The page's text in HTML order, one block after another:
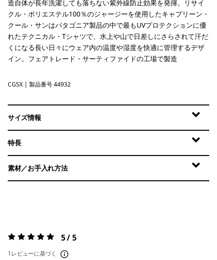
造自体が長年洗濯しても落ちない紫外線防止効果を発揮。リサイ
クル・ポリエステル100％のジャージーを使用したキャプリーン・
クール・サンはパタゴニア製品の中で最もUVプロテクションに優
れたテクニカル・Tシャツで、水上や山で日差しにさらされて汗だ
くになる長い日々にウェア内の温度や湿度を快適に管理するデザ
イン。フェアトレード・サーティファイドの工場で製造
Crisp Grey - Salt Grey X-Dye
CGSX | 製品番号 44932
サイズ情報
特長
素材／お手入れ方法
評価:5 / 5 5 / 5
1レビューに基づく